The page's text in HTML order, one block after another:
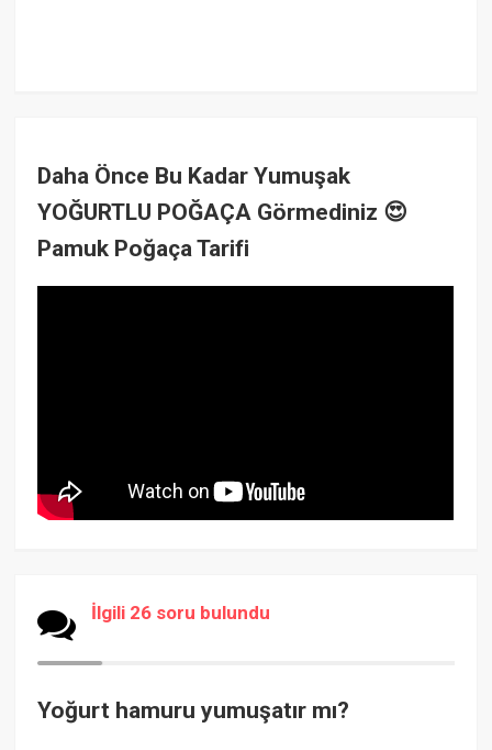
Daha Önce Bu Kadar Yumuşak
YOĞURTLU POĞAÇA Görmediniz 😍
Pamuk Poğaça Tarifi
İlgili 26 soru bulundu
Yoğurt hamuru yumuşatır mı?